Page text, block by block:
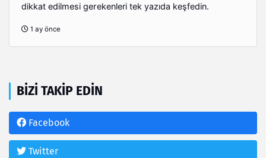
dikkat edilmesi gerekenleri tek yazıda keşfedin.
1 ay önce
BIZI TAKIP EDIN
Facebook
Twitter